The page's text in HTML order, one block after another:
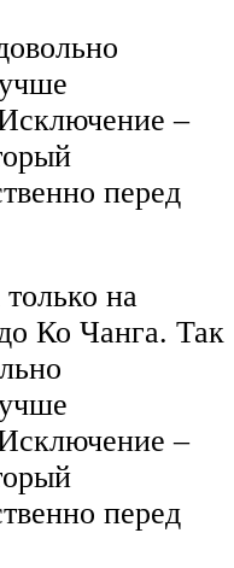
–
перед
на
Ко Чанга. Так
–
перед